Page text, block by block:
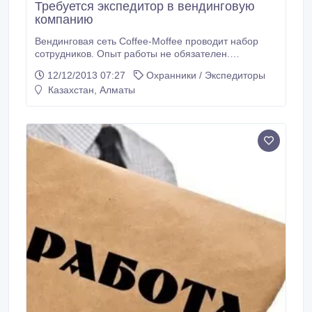
Требуется экспедитор в вендинговую
компанию
Вендинговая сеть Coffee-Moffee проводит набор
сотрудников. Опыт работы не обязателен.
ответственный - пунктуальный Обязанности: -
загрузка аппаратов - следить за чистотой и работой
12/12/2013 07:27
Охранники / Экспедиторы
Казахстан, Алматы